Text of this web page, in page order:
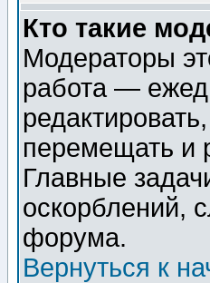
Кто такие
Модераторы
работа —
перемещать и
Главные
оскорблений,
форума.
Вернуться к